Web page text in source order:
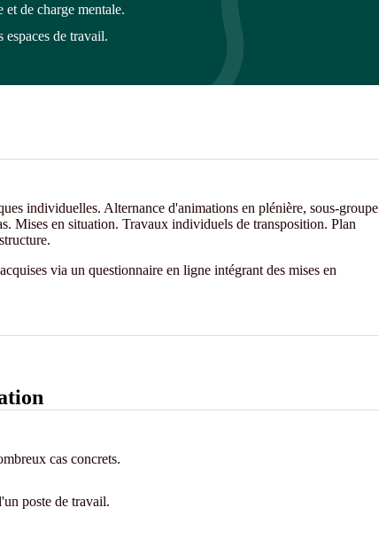
de charge mentale.
espaces de travail.
individuelles. Alternance d'animations en plénière, sous-groupe
Mises en situation. Travaux individuels de transposition. Plan
via un questionnaire en ligne intégrant des mises en
cas concrets.
poste de travail.